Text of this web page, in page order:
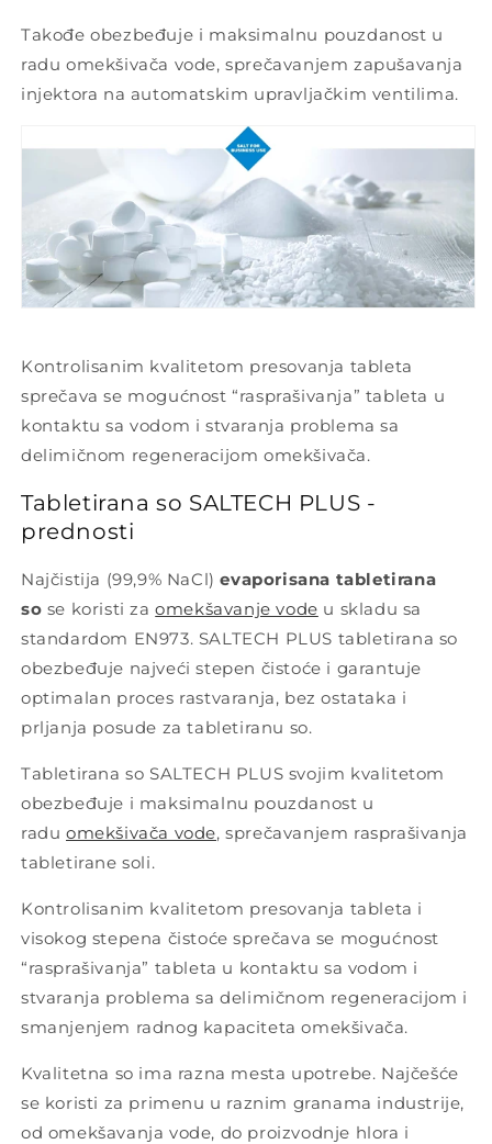
Takođe obezbeđuje i maksimalnu pouzdanost u
radu omekšivača vode, sprečavanjem zapušavanja
injektora na automatskim upravljačkim ventilima.
Kontrolisanim kvalitetom presovanja tableta
sprečava se mogućnost “rasprašivanja” tableta u
kontaktu sa vodom i stvaranja problema sa
delimičnom regeneracijom omekšivača.
Tabletirana so SALTECH PLUS -
prednosti
Najčistija (99,9% NaCl) evaporisana tabletirana
so se koristi za omekšavanje vode u skladu sa
standardom EN973. SALTECH PLUS tabletirana so
obezbeđuje najveći stepen čistoće i garantuje
optimalan proces rastvaranja, bez ostataka i
prljanja posude za tabletiranu so.
Tabletirana so SALTECH PLUS svojim kvalitetom
obezbeđuje i maksimalnu pouzdanost u
radu omekšivača vode, sprečavanjem rasprašivanja
tabletirane soli.
Kontrolisanim kvalitetom presovanja tableta i
visokog stepena čistoće sprečava se mogućnost
“rasprašivanja” tableta u kontaktu sa vodom i
stvaranja problema sa delimičnom regeneracijom i
smanjenjem radnog kapaciteta omekšivača.
Kvalitetna so ima razna mesta upotrebe. Najčešće
se koristi za primenu u raznim granama industrije,
od omekšavanja vode, do proizvodnje hlora i